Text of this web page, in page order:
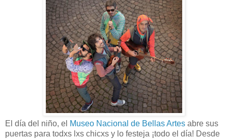
El día del niño, el Museo Nacional de Bellas Artes abre sus
puertas para todxs lxs chicxs y lo festeja ¡todo el día! Desde